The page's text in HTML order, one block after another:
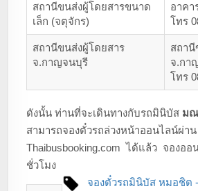
สถานีขนส่งผู้โดยสารขนาด
เล็ก (จตุจักร)
อาคา
โทร
สถานีขนส่งผู้โดยสาร
จ.กาญจนบุรี
สถานี
จ.กา
โทร
ดังนั้น ท่านที่จะเดินทางกับรถมินิบัส ม
สามารถจองตั๋วรถล่วงหน้าออนไลน์ผ่าน
Thaibusbooking.com ได้แล้ว จองอ
ชั่วโมง
จองตั๋วรถมินิบัส หมอชิต